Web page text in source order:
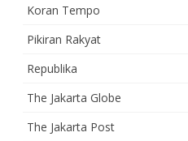
Koran Tempo
Pikiran Rakyat
Republika
The Jakarta Globe
The Jakarta Post